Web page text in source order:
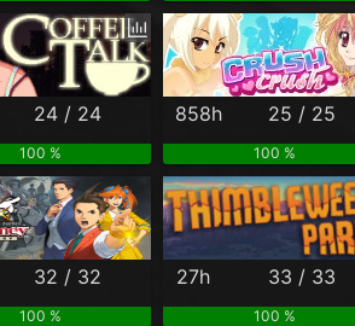
24 / 24
100 %
858h 25 / 25
100 %
32 / 32
100 %
27h 33 / 33
100 %